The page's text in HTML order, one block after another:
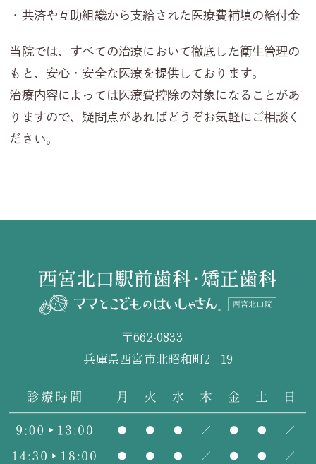
・共済や互助組織から支給された医療費補填の給付金
当院では、すべての治療において徹底した衛生管理の
もと、安心・安全な医療を提供しております。
治療内容によっては医療費控除の対象になることがあ
りますので、疑問点があればどうぞお気軽にご相談く
ださい。
〒662-0833
兵庫県西宮市北昭和町2−19